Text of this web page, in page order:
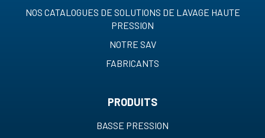
NOS CATALOGUES DE SOLUTIONS DE LAVAGE HAUTE
PRESSION
NOTRE SAV
FABRICANTS
PRODUITS
BASSE PRESSION